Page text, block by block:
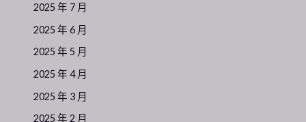
2025 年 7 月
2025 年 6 月
2025 年 5 月
2025 年 4 月
2025 年 3 月
2025 年 2 月